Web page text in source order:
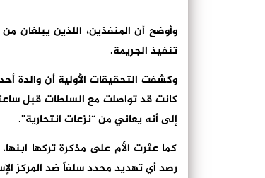
تنفيذ الجريمة.
وكشفت التحقيقات الأولية أن والدة
كانت قد تواصلت مع السلطات قبل
إلى أنه يعاني من “نزعات انتحارية”.
كما عثرت الأم على مذكرة تركها
رصد أي تهديد محدد سلفاً ضد المركز